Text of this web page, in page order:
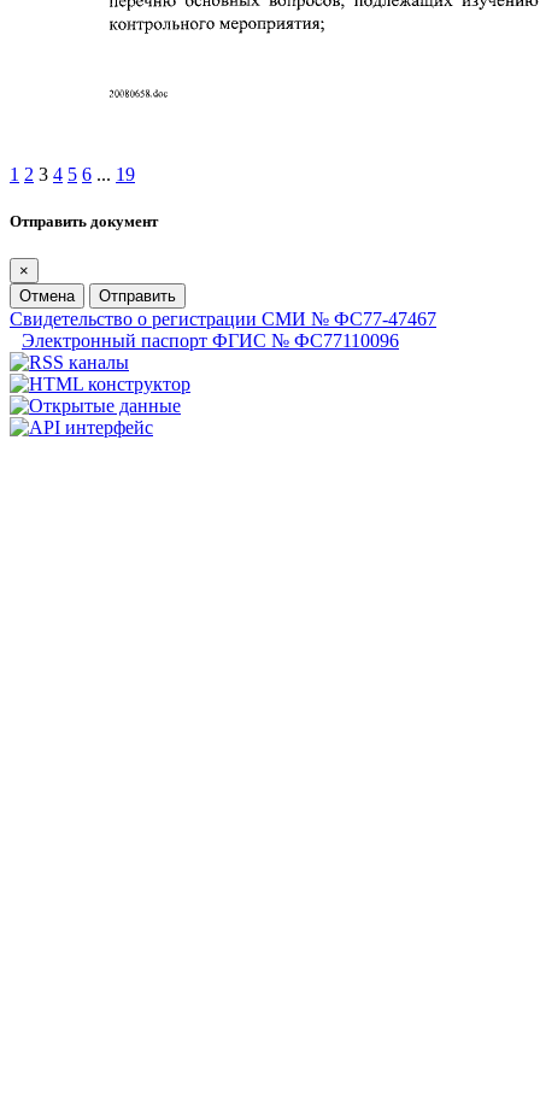
1 2 3 4 5 6 ... 19
Отправить документ
×
Отмена
Отправить
Свидетельство о регистрации СМИ № ФС77-47467
Электронный паспорт ФГИС № ФС77110096